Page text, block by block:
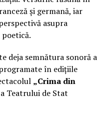
și germană, iar
asupra
deja semnătura sonoră a
în edițiile
„Crima din
Teatrului de Stat